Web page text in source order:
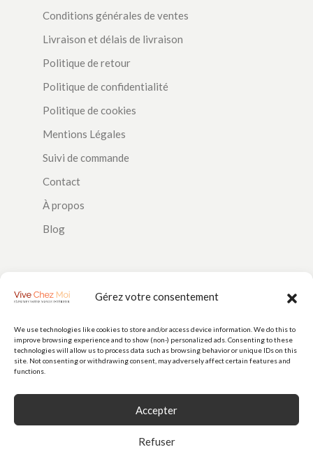
Gérez votre consentement
We use technologies like cookies to store and/or access device information. We do this to
improve browsing experience and to show (non-) personalized ads. Consenting to these
technologies will allow us to process data such as browsing behavior or unique IDs on this
site. Not consenting or withdrawing consent, may adversely affect certain features and
functions.
Accepter
Refuser
Conditions générales de ventes
Livraison et délais de livraison
Politique de retour
Politique de confidentialité
Politique de cookies
Mentions Légales
Suivi de commande
Contact
À propos
Blog
PAIEMENTS